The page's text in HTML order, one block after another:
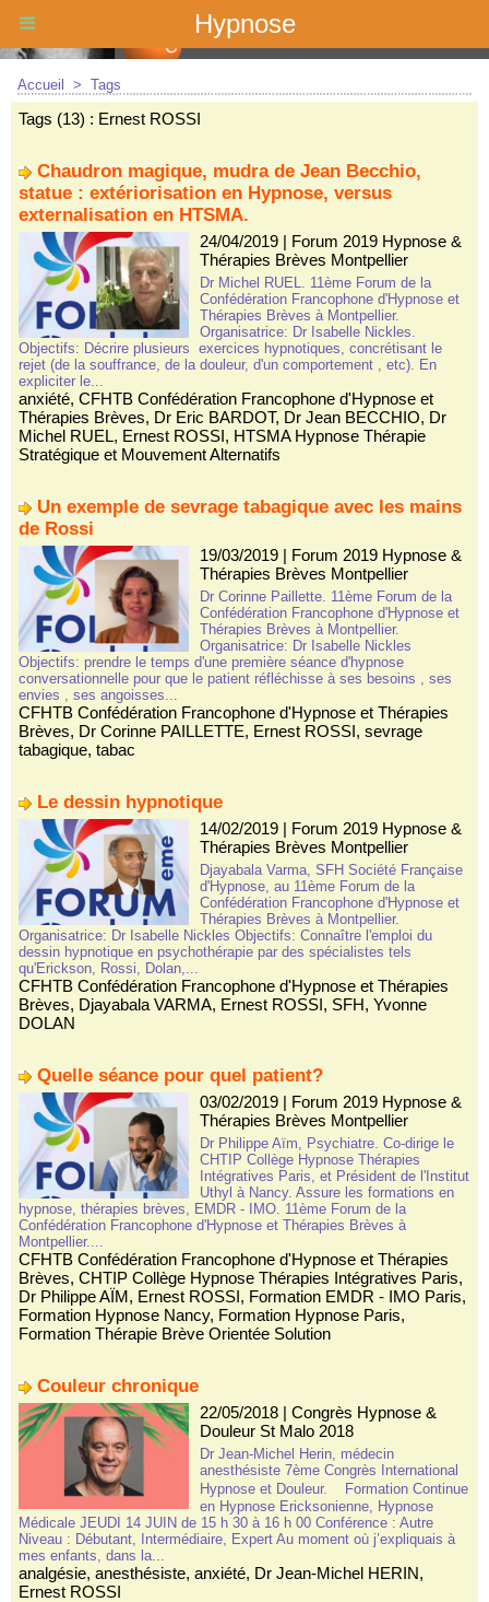
Hypnose
Accueil > Tags
Tags (13) : Ernest ROSSI
Chaudron magique, mudra de Jean Becchio,
statue : extériorisation en Hypnose, versus
externalisation en HTSMA.
24/04/2019| Forum 2019 Hypnose &
Thérapies Brèves Montpellier
Dr Michel RUEL. 11ème Forum de la
Confédération Francophone d'Hypnose et
Thérapies Brèves à Montpellier.
Organisatrice: Dr Isabelle Nickles.
Objectifs: Décrire plusieurs exercices hypnotiques, concrétisant le
rejet (de la souffrance, de la douleur, d'un comportement , etc). En
expliciter le...
anxiété, CFHTB Confédération Francophone d'Hypnose et
Thérapies Brèves, Dr Eric BARDOT, Dr Jean BECCHIO, Dr
Michel RUEL, Ernest ROSSI, HTSMA Hypnose Thérapie
Stratégique et Mouvement Alternatifs
Un exemple de sevrage tabagique avec les mains
de Rossi
19/03/2019| Forum 2019 Hypnose &
Thérapies Brèves Montpellier
Dr Corinne Paillette. 11ème Forum de la
Confédération Francophone d'Hypnose et
Thérapies Brèves à Montpellier.
Organisatrice: Dr Isabelle Nickles
Objectifs: prendre le temps d'une première séance d'hypnose
conversationnelle pour que le patient réfléchisse à ses besoins , ses
envies , ses angoisses...
CFHTB Confédération Francophone d'Hypnose et Thérapies
Brèves, Dr Corinne PAILLETTE, Ernest ROSSI, sevrage
tabagique, tabac
Le dessin hypnotique
14/02/2019| Forum 2019 Hypnose &
Thérapies Brèves Montpellier
Djayabala Varma, SFH Société Française
d'Hypnose, au 11ème Forum de la
Confédération Francophone d'Hypnose et
Thérapies Brèves à Montpellier.
Organisatrice: Dr Isabelle Nickles Objectifs: Connaître l'emploi du
dessin hypnotique en psychothérapie par des spécialistes tels
qu'Erickson, Rossi, Dolan,...
CFHTB Confédération Francophone d'Hypnose et Thérapies
Brèves, Djayabala VARMA, Ernest ROSSI, SFH, Yvonne
DOLAN
Quelle séance pour quel patient?
03/02/2019| Forum 2019 Hypnose &
Thérapies Brèves Montpellier
Dr Philippe Aïm, Psychiatre. Co-dirige le
CHTIP Collège Hypnose Thérapies
Intégratives Paris, et Président de l'Institut
Uthyl à Nancy. Assure les formations en
hypnose, thérapies brèves, EMDR - IMO. 11ème Forum de la
Confédération Francophone d'Hypnose et Thérapies Brèves à
Montpellier....
CFHTB Confédération Francophone d'Hypnose et Thérapies
Brèves, CHTIP Collège Hypnose Thérapies Intégratives Paris,
Dr Philippe AÏM, Ernest ROSSI, Formation EMDR - IMO Paris,
Formation Hypnose Nancy, Formation Hypnose Paris,
Formation Thérapie Brève Orientée Solution
Couleur chronique
22/05/2018| Congrès Hypnose &
Douleur St Malo 2018
Dr Jean-Michel Herin, médecin
anesthésiste 7ème Congrès International
Hypnose et Douleur. Formation Continue
en Hypnose Ericksonienne, Hypnose
Médicale JEUDI 14 JUIN de 15 h 30 à 16 h 00 Conférence : Autre
Niveau : Débutant, Intermédiaire, Expert Au moment où j’expliquais à
mes enfants, dans la...
analgésie, anesthésiste, anxiété, Dr Jean-Michel HERIN,
Ernest ROSSI